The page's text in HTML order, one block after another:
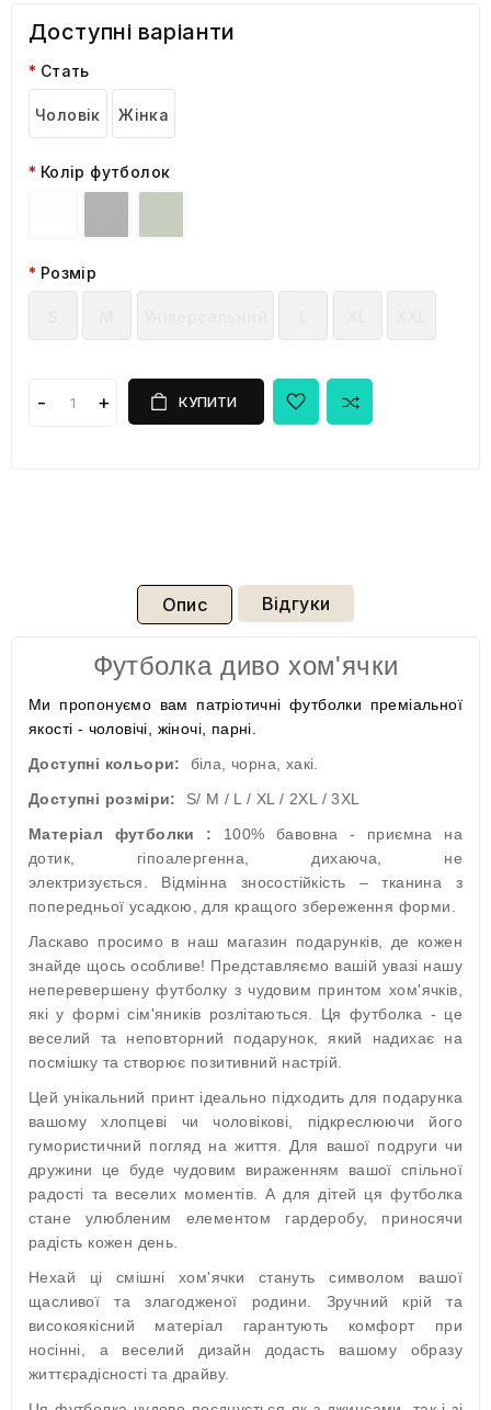
Доступні варіанти
Стать
Чоловік Жінка
Колір футболок
Розмір
КУПИТИ
Опис Відгуки
Футболка диво хом'ячки
Ми пропонуємо вам патріотичні футболки преміальної
якості - чоловічі, жіночі, парні.
Доступні кольори:
біла, чорна, хакі.
Доступні розміри:
S/ M / L / XL / 2XL / 3XL
Матеріал футболки :
100% бавовна - приємна на
дотик, гіпоалергенна, дихаюча, не
электризується. Відмінна зносостійкість – тканина з
попередньої усадкою, для кращого збереження форми.
Ласкаво просимо в наш магазин подарунків, де кожен
знайде щось особливе! Представляємо вашій увазі нашу
неперевершену футболку з чудовим принтом хом'ячків,
які у формі сім'яників розлітаються. Ця футболка - це
веселий та неповторний подарунок, який надихає на
посмішку та створює позитивний настрій.
Цей унікальний принт ідеально підходить для подарунка
вашому хлопцеві чи чоловікові, підкреслюючи його
гумористичний погляд на життя. Для вашої подруги чи
дружини це буде чудовим вираженням вашої спільної
радості та веселих моментів. А для дітей ця футболка
стане улюбленим елементом гардеробу, приносячи
радість кожен день.
Нехай ці смішні хом'ячки стануть символом вашої
щасливої та злагодженої родини. Зручний крій та
високоякісний матеріал гарантують комфорт при
носінні, а веселий дизайн додасть вашому образу
життєрадісності та драйву.